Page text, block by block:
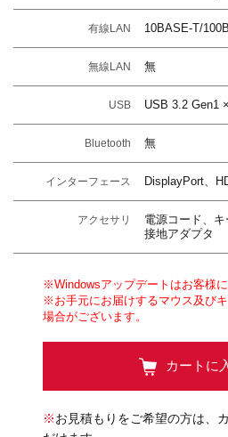
有線LAN 10BASE-T/
無線LAN 無
USB USB 3.2 Gen1
Bluetooth 無
インターフェース DisplayPort、
アクセサリ
電源コード、
接地アダプタ
※Windowsアップデートはお客様に
※お手元にお届けするマウス及び
場合がございます。
カートに
※お見積もりをご希望の方は、